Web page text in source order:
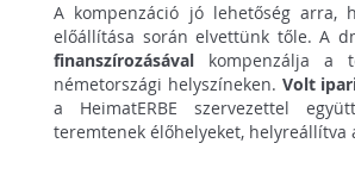
A kompenzáció jó lehetőség arra,
előállítása során elvettünk tőle. A
finanszírozásával kompenzálja a
németországi helyszíneken. Volt
a HeimatERBE szervezettel
teremtenek élőhelyeket, helyreállítva